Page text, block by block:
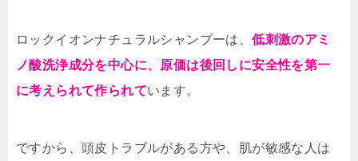
ロックイオンナチュラルシャンプーは、低刺激のアミ
ノ酸洗浄成分を中心に、原価は後回しに安全性を第一
に考えられて作られています。
ですから、頭皮トラブルがある方や、肌が敏感な人は